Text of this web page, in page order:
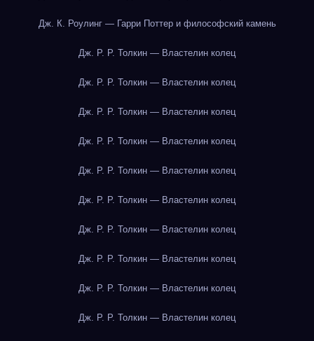
Дж. К. Роулинг — Гарри Поттер и философский камень
Дж. Р. Р. Толкин — Властелин колец
Дж. Р. Р. Толкин — Властелин колец
Дж. Р. Р. Толкин — Властелин колец
Дж. Р. Р. Толкин — Властелин колец
Дж. Р. Р. Толкин — Властелин колец
Дж. Р. Р. Толкин — Властелин колец
Дж. Р. Р. Толкин — Властелин колец
Дж. Р. Р. Толкин — Властелин колец
Дж. Р. Р. Толкин — Властелин колец
Дж. Р. Р. Толкин — Властелин колец